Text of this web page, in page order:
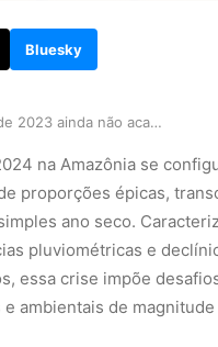
Bluesky
A seca de 2023 ainda não acabou
na Amazônia se
proporções épicas,
ano seco.
pluviométricas e
essa crise impõe
ambientais de magnitude